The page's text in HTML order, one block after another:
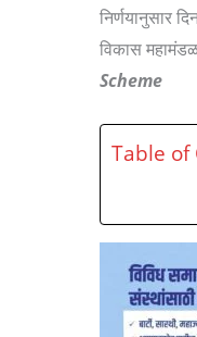
निर्णयानुसार
विकास
Scheme
Table of